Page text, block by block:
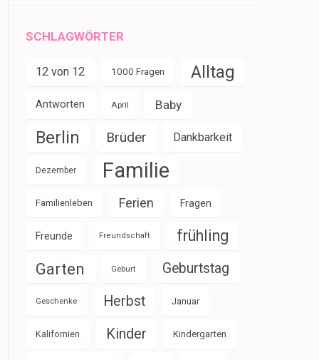
SCHLAGWÖRTER
12 von 12 1000 Fragen Alltag
Antworten April Baby
Berlin Brüder Dankbarkeit
Dezember Familie
Familienleben Ferien Fragen
Freunde Freundschaft frühling
Garten Geburt Geburtstag
Geschenke Herbst Januar
Kalifornien Kinder Kindergarten